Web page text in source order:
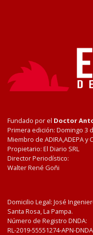
Fundado por el Doctor
Primera edición: Domingo 3
Miembro de ADIRA,ADEPA y
Propietario: El Diario SRL
Director Periodístico:
Walter René Goñi
Domicilio Legal: José
Santa Rosa, La Pampa.
Número de Registro DNDA:
RL-2019-55551274-APN-